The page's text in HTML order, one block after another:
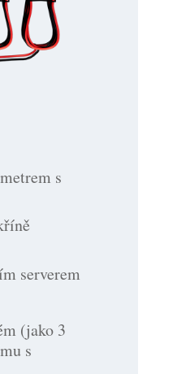
s
serverem
(jako 3
s